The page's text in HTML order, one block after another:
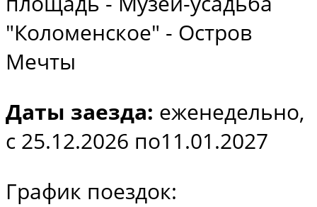
"Коломенское" - Остров
Мечты
Даты заезда: еженедельно,
с 25.12.2026 по11.01.2027
График поездок: